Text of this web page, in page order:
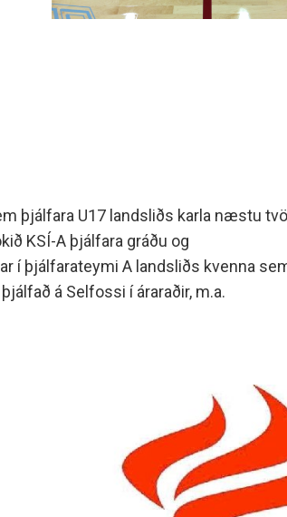
minjanefndar
þjálfara U17 landsliðs karla næstu
KSÍ-A þjálfara gráðu og
í þjálfarateymi A landsliðs kvenna
á Selfossi í áraraðir, m.a.